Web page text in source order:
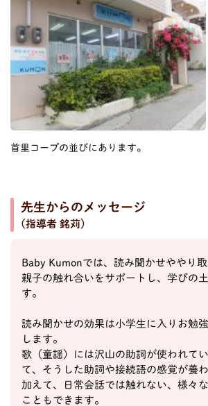
首里コープの並びにあります。
先生からのメッセージ
(指導者 銘苅)
Baby Kumonでは、読み聞かせややり取
親子の触れ合いをサポートし、学びの
す。
読み聞かせの効果は小学生に入りお勉
します。
歌（童謡）には沢山の助詞が使われて
て、そうした助詞や接続語の感覚が養わ
加えて、日常会話では触れない、様々
こともできます。